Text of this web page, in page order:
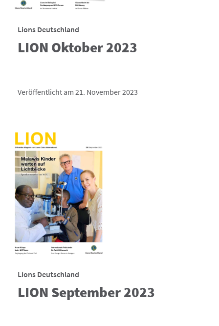
Lions Deutschland
LION Oktober 2023
Veröffentlicht am 21. November 2023
Lions Deutschland
LION September 2023